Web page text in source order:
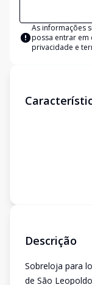
As informações
possa entrar em
privacidade e
Descrição
Sobreloja para
de São